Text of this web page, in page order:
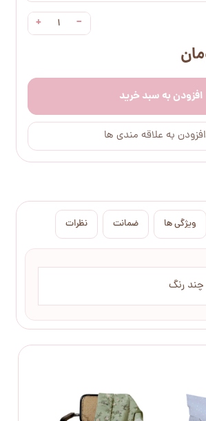
−
+
افزودن به سبد خرید
افزودن به علاقه مندی ها
ویژگی ها ضمانت نظرات
چند رنگ